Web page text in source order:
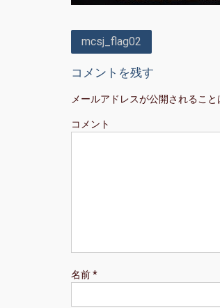
投
ナ
ビ
ゲ
mcsj_flag02
コメントを残す
メールアドレスが公開されること
コメント
名前*